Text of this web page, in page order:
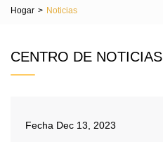
Hogar > Noticias
CENTRO DE NOTICIAS
Fecha Dec 13, 2023